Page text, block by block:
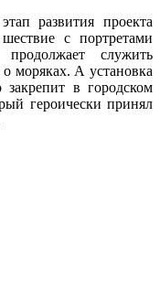
развития проекта
с портретами
служить
моряках. А установка
в городском
героически принял